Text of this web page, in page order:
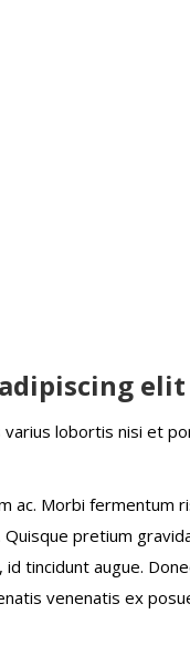
elit
lobortis nisi et
ac. Morbi fermentum
pretium
tincidunt augue.
venenatis ex